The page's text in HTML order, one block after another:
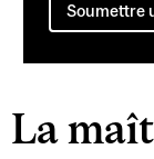
Soumettre
La